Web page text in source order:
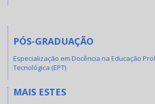
PÓS-GRADUAÇÃO
Especialização em Docência na Educação
Tecnológica (EPT)
MAIS ESTES